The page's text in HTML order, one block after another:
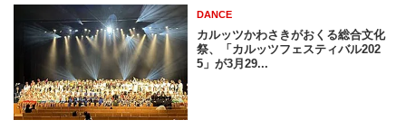
DANCE
カルッツかわさきがおくる総合文化
祭、「カルッツフェスティバル202
5」が3月29...